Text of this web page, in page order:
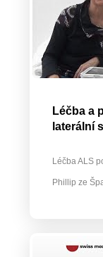
Léčba a
laterální
Léčba ALS
Phillip ze